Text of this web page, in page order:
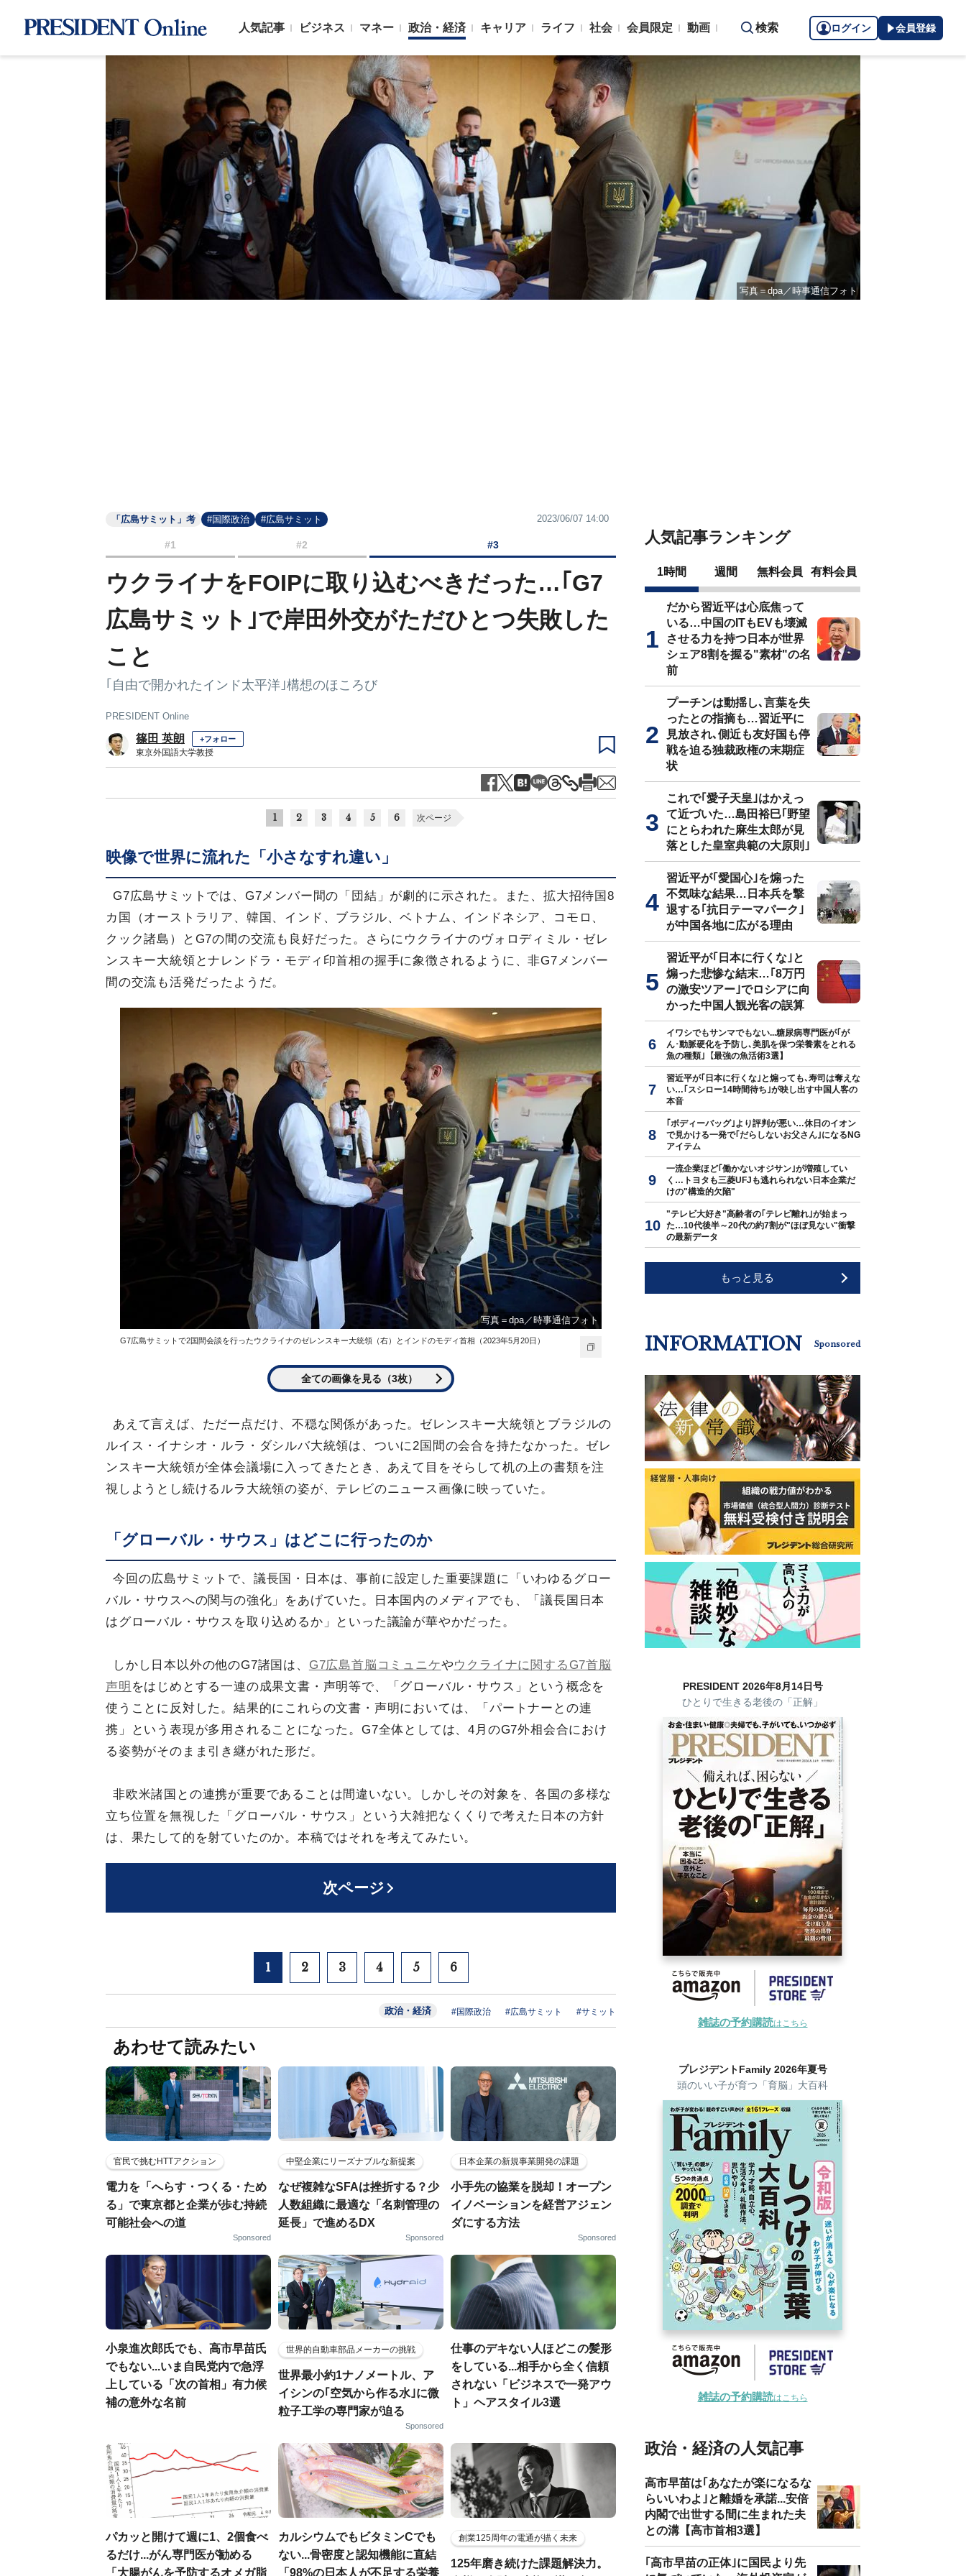
人気記事 ビジネス マネー 政治・経済 キャリア ライフ 社会 会員限定 動画 検索 ログイン 会員登録
写真＝dpa／時事通信フォト
「広島サミット」考 #国際政治 #広島サミット 2023/06/07 14:00
#1 #2 #3
ウクライナをFOIPに取り込むべきだった…｢G7
広島サミット｣で岸田外交がただひとつ失敗した
こと
｢自由で開かれたインド太平洋｣構想のほころび
PRESIDENT Online
篠田 英朗 +フォロー
東京外国語大学教授
1 2 3 4 5 6 次ページ
映像で世界に流れた「小さなすれ違い」
G7広島サミットでは、G7メンバー間の「団結」が劇的に示された。また、拡大招待国8
カ国（オーストラリア、韓国、インド、ブラジル、ベトナム、インドネシア、コモロ、
クック諸島）とG7の間の交流も良好だった。さらにウクライナのヴォロディミル・ゼレ
ンスキー大統領とナレンドラ・モディ印首相の握手に象徴されるように、非G7メンバー
間の交流も活発だったようだ。
写真＝dpa／時事通信フォト
G7広島サミットで2国間会談を行ったウクライナのゼレンスキー大統領（右）とインドのモディ首相（2023年5月20日）
全ての画像を見る（3枚）
あえて言えば、ただ一点だけ、不穏な関係があった。ゼレンスキー大統領とブラジルの
ルイス・イナシオ・ルラ・ダシルバ大統領は、ついに2国間の会合を持たなかった。ゼレ
ンスキー大統領が全体会議場に入ってきたとき、あえて目をそらして机の上の書類を注
視しようとし続けるルラ大統領の姿が、テレビのニュース画像に映っていた。
「グローバル・サウス」はどこに行ったのか
今回の広島サミットで、議長国・日本は、事前に設定した重要課題に「いわゆるグロー
バル・サウスへの関与の強化」をあげていた。日本国内のメディアでも、「議長国日本
はグローバル・サウスを取り込めるか」といった議論が華やかだった。
しかし日本以外の他のG7諸国は、 G7広島首脳コミュニケやウクライナに関するG7首脳
声明 をはじめとする一連の成果文書・声明等で、「グローバル・サウス」という概念を
使うことに反対した。結果的にこれらの文書・声明においては、「パートナーとの連
携」という表現が多用されることになった。G7全体としては、4月のG7外相会合におけ
る姿勢がそのまま引き継がれた形だ。
非欧米諸国との連携が重要であることは間違いない。しかしその対象を、各国の多様な
立ち位置を無視した「グローバル・サウス」という大雑把なくくりで考えた日本の方針
は、果たして的を射ていたのか。本稿ではそれを考えてみたい。
次ページ
1 2 3 4 5 6
政治・経済 #国際政治 #広島サミット #サミット
あわせて読みたい
官民で挑むHTTアクション
電力を「へらす・つくる・ため
る」で東京都と企業が歩む持続
可能社会への道
Sponsored
中堅企業にリーズナブルな新提案
なぜ複雑なSFAは挫折する？少
人数組織に最適な「名刺管理の
延長」で進めるDX
Sponsored
日本企業の新規事業開発の課題
小手先の協業を脱却！オープン
イノベーションを経営アジェン
ダにする方法
Sponsored
小泉進次郎氏でも、高市早苗氏
でもない...いま自民党内で急浮
上している「次の首相」有力候
補の意外な名前
世界的自動車部品メーカーの挑戦
世界最小約1ナノメートル、ア
イシンの｢空気から作る水｣に微
粒子工学の専門家が迫る
Sponsored
仕事のデキない人ほどこの髪形
をしている...相手から全く信頼
されない「ビジネスで一発アウ
ト」ヘアスタイル3選
パカッと開けて週に1、2個食べ
るだけ...がん専門医が勧める
「大腸がんを予防するオメガ脂
カルシウムでもビタミンCでも
ない...骨密度と認知機能に直結
「98%の日本人が不足する栄養
創業125周年の電通が描く未来
125年磨き続けた課題解決力。
人気記事ランキング
1時間 週間 無料会員 有料会員
だから習近平は心底焦って
いる…中国のITもEVも壊滅
させる力を持つ日本が世界
シェア8割を握る"素材"の名
前
プーチンは動揺し､言葉を失
ったとの指摘も…習近平に
見放され､側近も友好国も停
戦を迫る独裁政権の末期症
状
これで｢愛子天皇｣はかえっ
て近づいた…島田裕巳｢野望
にとらわれた麻生太郎が見
落とした皇室典範の大原則｣
習近平が｢愛国心｣を煽った
不気味な結果…日本兵を撃
退する｢抗日テーマパーク｣
が中国各地に広がる理由
習近平が｢日本に行くな｣と
煽った悲惨な結末…｢8万円
の激安ツアー｣でロシアに向
かった中国人観光客の誤算
イワシでもサンマでもない...糖尿病専門医が｢が
ん･動脈硬化を予防し､美肌を保つ栄養素をとれる
魚の種類｣【最強の魚活術3選】
習近平が｢日本に行くな｣と煽っても､寿司は奪えな
い…｢スシロー14時間待ち｣が映し出す中国人客の
本音
｢ボディーバッグ｣より評判が悪い…休日のイオン
で見かける一発で｢だらしないお父さん｣になるNG
アイテム
一流企業ほど｢働かないオジサン｣が増殖してい
く…トヨタも三菱UFJも逃れられない日本企業だ
けの"構造的欠陥"
"テレビ大好き"高齢者の｢テレビ離れ｣が始まっ
た…10代後半～20代の約7割が"ほぼ見ない"衝撃
の最新データ
もっと見る
INFORMATION Sponsored
PRESIDENT 2026年8月14日号
ひとりで生きる老後の「正解」
雑誌の予約購読はこちら
プレジデントFamily 2026年夏号
頭のいい子が育つ「育脳」大百科
雑誌の予約購読はこちら
政治・経済の人気記事
高市早苗は｢あなたが楽になるな
らいいわよ｣と離婚を承諾...安倍
内閣で出世する間に生まれた夫
との溝【高市首相3選】
｢高市早苗の正体｣に国民より先